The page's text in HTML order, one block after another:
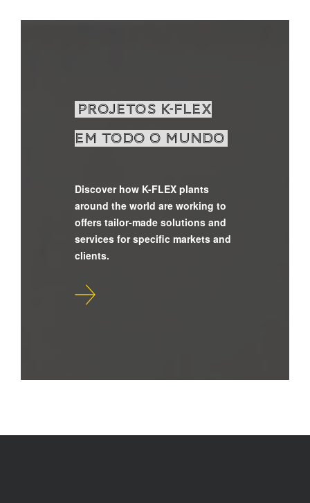
Projetos K-FLEX
em todo o mundo
Discover how K-FLEX plants
around the world are working to
offers tailor-made solutions and
services for specific markets and
clients.